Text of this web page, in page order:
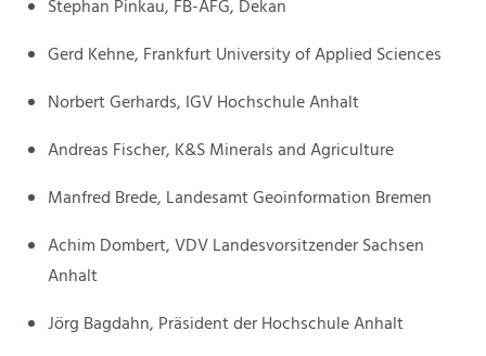
Stephan Pinkau, FB-AFG, Dekan
Gerd Kehne, Frankfurt University of Applied Sciences
Norbert Gerhards, IGV Hochschule Anhalt
Andreas Fischer, K&S Minerals and Agriculture
Manfred Brede, Landesamt Geoinformation Bremen
Achim Dombert, VDV Landesvorsitzender Sachsen
Anhalt
Jörg Bagdahn, Präsident der Hochschule Anhalt